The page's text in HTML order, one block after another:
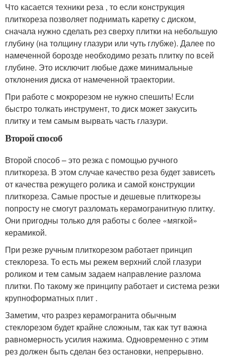
Что касается техники реза , то если конструкция
плиткореза позволяет поднимать каретку с диском,
сначала нужно сделать рез сверху плитки на небольшую
глубину (на толщину глазури или чуть глубже). Далее по
намеченной борозде необходимо резать плитку по всей
глубине. Это исключит любые даже минимальные
отклонения диска от намеченной траектории.
При работе с мокрорезом не нужно спешить! Если
быстро толкать инструмент, то диск может закусить
плитку и тем самым вырвать часть глазури.
Второй способ
Второй способ – это резка с помощью ручного
плиткореза. В этом случае качество реза будет зависеть
от качества режущего ролика и самой конструкции
плиткореза. Самые простые и дешевые плиткорезы
попросту не смогут разломать керамогранитную плитку.
Они пригодны только для работы с более «мягкой»
керамикой.
При резке ручным плиткорезом работает принцип
стеклореза. То есть мы режем верхний слой глазури
роликом и тем самым задаем направление разлома
плитки. По такому же принципу работает и система резки
крупноформатных плит .
Заметим, что разрез керамогранита обычным
стеклорезом будет крайне сложным, так как тут важна
равномерность усилия нажима. Одновременно с этим
рез должен быть сделан без остановки, непрерывно.